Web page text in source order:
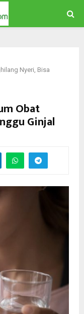
Nyeri, Bisa
Obat
Ginjal